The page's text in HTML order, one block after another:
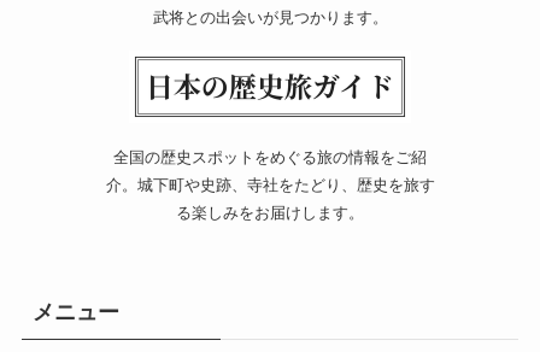
武将との出会いが見つかります。
全国の歴史スポットをめぐる旅の情報をご紹
介。城下町や史跡、寺社をたどり、歴史を旅す
る楽しみをお届けします。
メニュー